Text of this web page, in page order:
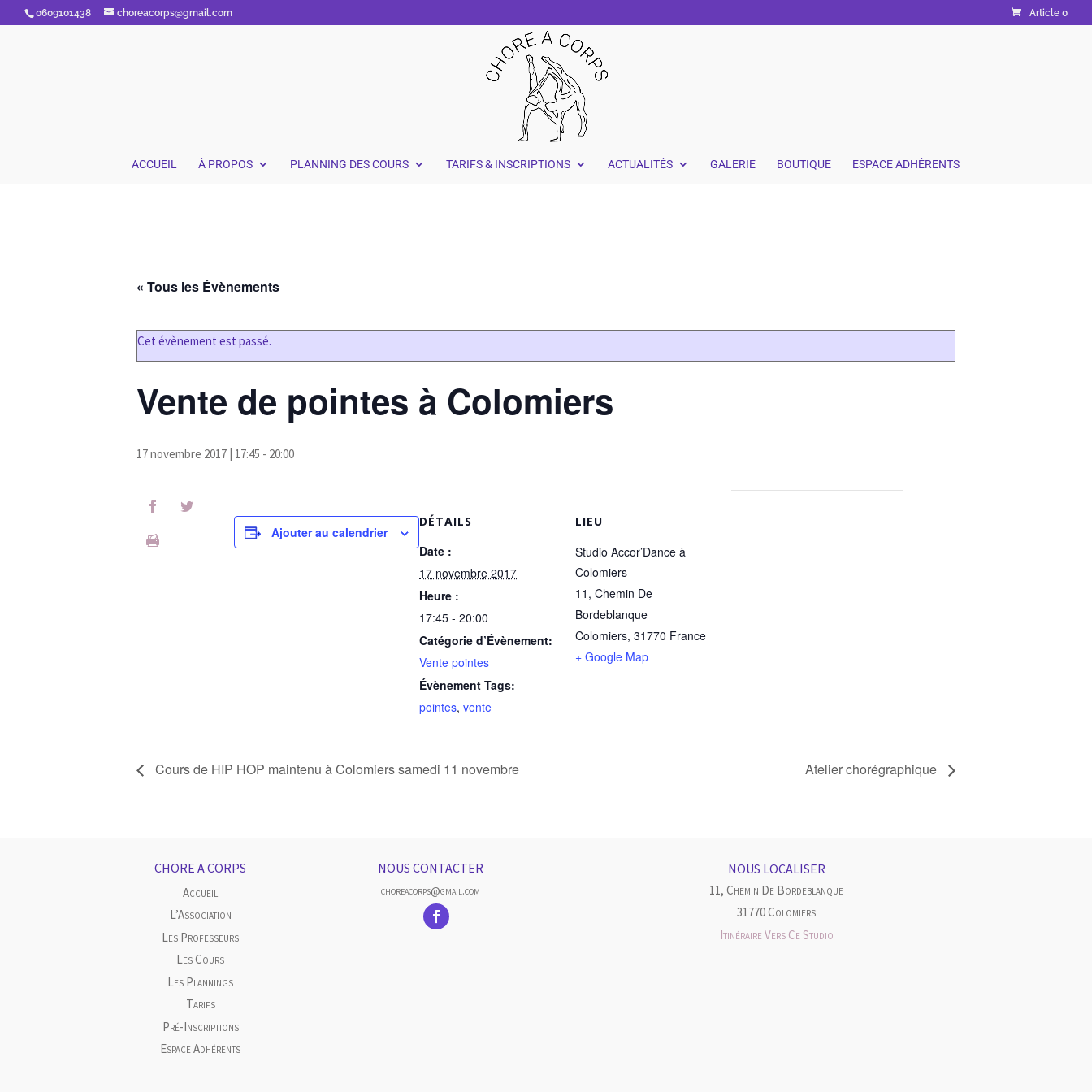
0609101438 choreacorps@gmail.com Article 0
ACCUEIL À PROPOS PLANNING DES COURS TARIFS & INSCRIPTIONS ACTUALITÉS GALERIE BOUTIQUE ESPACE ADHÉRENTS
« Tous les Évènements
Cet évènement est passé.
Vente de pointes à Colomiers
17 novembre 2017 | 17:45 - 20:00
Ajouter au calendrier
DÉTAILS
Date :
17 novembre 2017
Heure :
17:45 - 20:00
Catégorie d’Évènement:
Vente pointes
Évènement Tags:
pointes, vente
LIEU
Studio Accor’Dance à
Colomiers
11, Chemin De
Bordeblanque
Colomiers, 31770 France
+ Google Map
Cours de HIP HOP maintenu à Colomiers samedi 11 novembre Atelier chorégraphique
CHORE A CORPS
Accueil
L’Association
Les Professeurs
Les Cours
Les Plannings
Tarifs
Pré-Inscriptions
Espace Adhérents
NOUS CONTACTER
choreacorps@gmail.com
NOUS LOCALISER
11, Chemin De Bordeblanque
31770 Colomiers
Itinéraire Vers Ce Studio